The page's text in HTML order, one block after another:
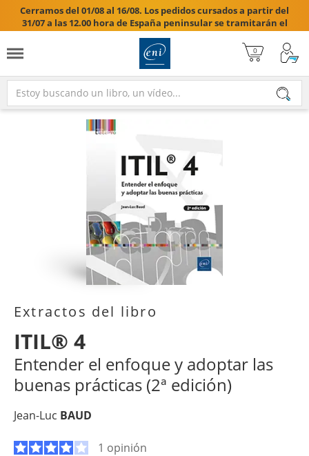
Cerramos del 01/08 al 16/08. Los pedidos cursados a partir del
31/07 a las 12.00 hora de España peninsular se tramitarán el
17/08/2026.

Extractos del libro
ITIL® 4
Entender el enfoque y adoptar las
buenas prácticas (2ª edición)
Jean-Luc BAUD
1 opinión